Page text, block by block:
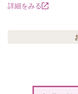
詳細をみる